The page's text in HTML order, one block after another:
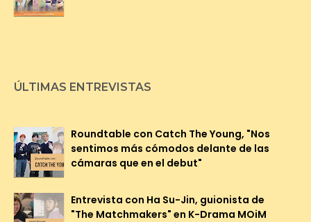
ÚLTIMAS ENTREVISTAS
Roundtable con Catch The Young, "Nos
sentimos más cómodos delante de las
cámaras que en el debut"
Entrevista con Ha Su-Jin, guionista de
"The Matchmakers" en K-Drama MOiM